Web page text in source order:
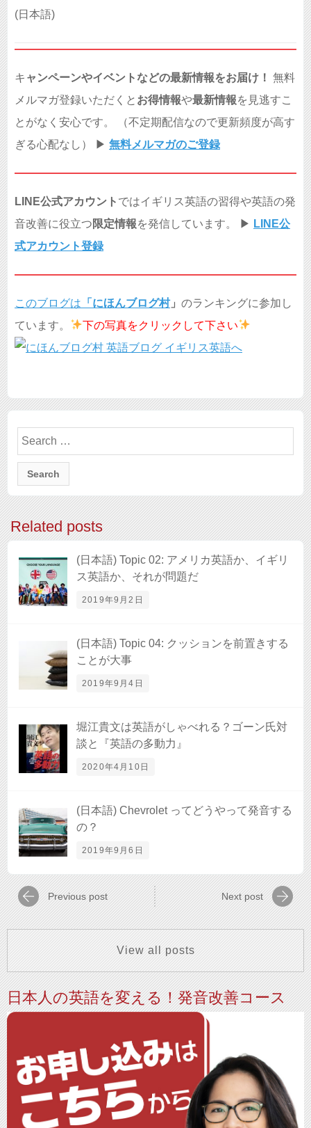
(日本語)
キ ャンペーンやイベントなどの最新情報をお届け！ 無料
メルマガ登録いただくと お得情報や最新情報を見逃すこ
とがなく安心です。 （不定期配信なので更新頻度が高す
ぎる心配なし） ▶︎ 無料メルマガのご登録
LINE公式アカウント ではイギリス英語の習得や英語の発
音改善に役立つ 限定情報を発信しています。 ▶︎ LINE公
式アカウント登録
このブログは 「 にほんブログ村」 のランキングに参加し
ています。
下の写真をクリックして下さい
Search
for:
Related posts
(日本語) Topic 02: アメリカ英語か、イギリ
ス英語か、それが問題だ
2019年9月2日
(日本語) Topic 04: クッションを前置きする
ことが大事
2019年9月4日
堀江貴文は英語がしゃべれる？ゴーン氏対
談と『英語の多動力』
2020年4月10日
(日本語) Chevrolet ってどうやって発音する
の？
2019年9月6日
Previous post Next post
View all posts
日本人の英語を変える！発音改善コース